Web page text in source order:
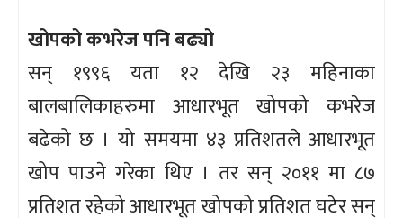
खोपको कभरेज पनि बढ्यो
सन् १९९६ यता १२ देखि २३ महिनाका
बालबालिकाहरुमा आधारभूत खोपको कभरेज
बढेको छ । यो समयमा ४३ प्रतिशतले आधारभूत
खोप पाउने गरेका थिए । तर सन् २०११ मा ८७
प्रतिशत रहेको आधारभूत खोपको प्रतिशत घटेर सन्